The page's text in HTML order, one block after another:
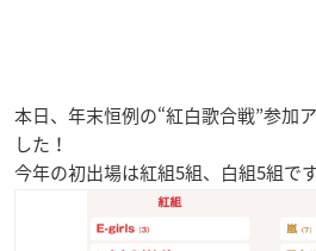
本日、年末恒例の“紅白歌合戦”参加
した！
今年の初出場は紅組5組、白組5組で